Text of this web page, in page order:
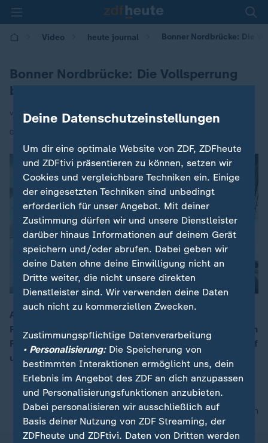
Video heute journal Bonner Nordbrücke: Die
Bonner Nordbrücke: Die Vollsperrung
bleibt
von Normen Odenthal
05.06.2026 | 22:00
00:16
Autofahrer in der Region Bonn-Köln müssen mehr
Fahrtzeit einplanen: Die Nordbrücke der A565 über den
Rhein bleibt wegen starken Sanierungsmaßnahmen auf
unbestimmte Zeit gesperrt.
nach oben
Deine Datenschutzeinstellungen
Um dir eine optimale Website von ZDF, ZDFheute
und ZDFtivi präsentieren zu können, setzen wir
Cookies und vergleichbare Techniken ein. Einige
der eingesetzten Techniken sind unbedingt
erforderlich für unser Angebot. Mit deiner
Zustimmung dürfen wir und unsere Dienstleister
darüber hinaus Informationen auf deinem Gerät
speichern und/oder abrufen. Dabei geben wir
deine Daten ohne deine Einwilligung nicht an
Dritte weiter, die nicht unsere direkten
Dienstleister sind. Wir verwenden deine Daten
auch nicht zu kommerziellen Zwecken.
Zustimmungspflichtige Datenverarbeitung
• Personalisierung:Die Speicherung von
bestimmten Interaktionen ermöglicht uns, dein
Erlebnis im Angebot des ZDF an dich anzupassen
und Personalisierungsfunktionen anzubieten.
Dabei personalisieren wir ausschließlich auf
Basis deiner Nutzung von ZDF Streaming, der
ZDFheute und ZDFtivi. Daten von Dritten werden